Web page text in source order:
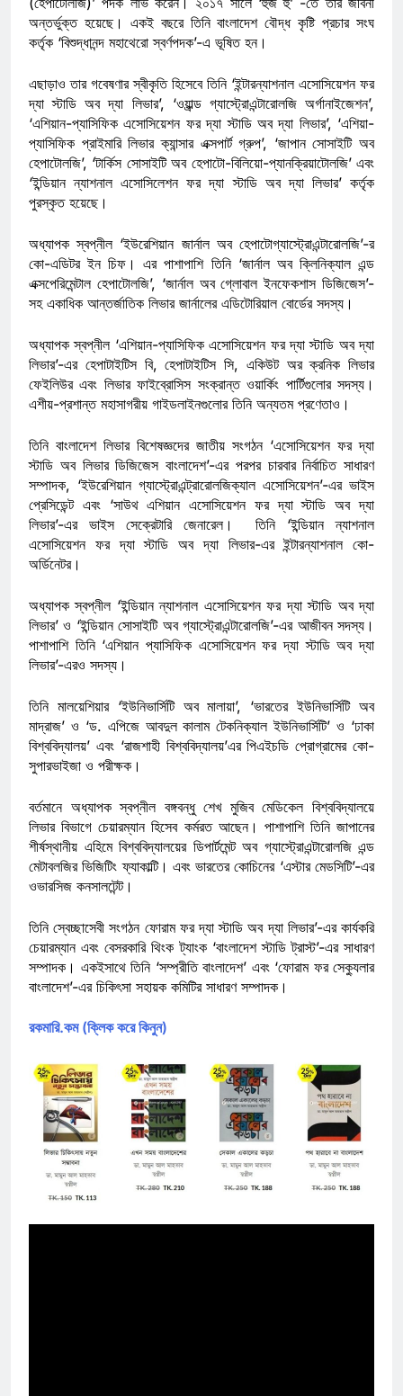
অন্তর্ভুক্ত হয়েছে। একই বছরে তিনি বাংলাদেশ বৌদ্ধ কৃষ্টি প্রচার সংঘ
কর্তৃক ‘বিশুদ্ধানন্দ মহাথেরো স্বর্ণপদক’-এ ভূষিত হন।
এছাড়াও তার গবেষণার স্বীকৃতি হিসেবে তিনি ‘ইন্টারন্যাশনাল এসোসিয়েশন ফর
দ্যা স্টাডি অব দ্যা লিভার’, ‘ওয়াল্র্ড গ্যাস্ট্রোএন্টারোলজি অর্গানাইজেশন’,
‘এশিয়ান-প্যাসিফিক এসোসিয়েশন ফর দ্যা স্টাডি অব দ্যা লিভার’, ‘এশিয়া-
প্যাসিফিক প্রাইমারি লিভার ক্যান্সার এক্সপার্ট গ্রুপ’, ‘জাপান সোসাইটি অব
হেপাটোলজি’, ‘টার্কিস সোসাইটি অব হেপাটো-বিলিয়ো-প্যানক্রিয়াটোলজি’ এবং
‘ইন্ডিয়ান ন্যাশনাল এসোসিলেশন ফর দ্যা স্টাডি অব দ্যা লিভার’ কর্তৃক
পুরস্কৃত হয়েছে।
অধ্যাপক স্বপ্নীল ‘ইউরেশিয়ান জার্নাল অব হেপাটোগ্যাস্ট্রোএন্টারোলজি’-র
কো-এডিটর ইন চিফ। এর পাশাপাশি তিনি ‘জার্নাল অব ক্লিনিক্যাল এন্ড
এক্সপেরিমেন্টাল হেপাটোলজি’, ‘জার্নাল অব গ্লোবাল ইনফেকশাস ডিজিজেস’-
সহ একাধিক আন্তর্জাতিক লিভার জার্নালের এডিটোরিয়াল বোর্ডের সদস্য।
অধ্যাপক স্বপ্নীল ‘এশিয়ান-প্যাসিফিক এসোসিয়েশন ফর দ্যা স্টাডি অব দ্যা
লিভার’-এর হেপাটাইটিস বি, হেপাটাইটিস সি, একিউট অর ক্রনিক লিভার
ফেইলিউর এবং লিভার ফাইব্রোসিস সংক্রান্ত ওয়ার্কিং পার্টিগুলোর সদস্য।
এশীয়-প্রশান্ত মহাসাগরীয় গাইডলাইনগুলোর তিনি অন্যতম প্রণেতাও।
তিনি বাংলাদেশ লিভার বিশেষজ্ঞদের জাতীয় সংগঠন ‘এসোসিয়েশন ফর দ্যা
স্টাডি অব লিভার ডিজিজেস বাংলাদেশ’-এর পরপর চারবার নির্বাচিত সাধারণ
সম্পাদক, ‘ইউরেশিয়ান গ্যাস্ট্রোএন্ট্রারোলজিক্যাল এসোসিয়েশন’-এর ভাইস
প্রেসিডেন্ট এবং ‘সাউথ এশিয়ান এসোসিয়েশন ফর দ্যা স্টাডি অব দ্যা
লিভার’-এর ভাইস সেক্রেটারি জেনারেল। তিনি ‘ইন্ডিয়ান ন্যাশনাল
এসোসিয়েশন ফর দ্যা স্টাডি অব দ্যা লিভার-এর ইন্টারন্যাশনাল কো-
অর্ডিনেটর।
অধ্যাপক স্বপ্নীল ‘ইন্ডিয়ান ন্যাশনাল এসোসিয়েশন ফর দ্যা স্টাডি অব দ্যা
লিভার’ ও ‘ইন্ডিয়ান সোসাইটি অব গ্যাস্ট্রোএন্টারোলজি’-এর আজীবন সদস্য।
পাশাপাশি তিনি ‘এশিয়ান প্যাসিফিক এসোসিয়েশন ফর দ্যা স্টাডি অব দ্যা
লিভার’-এরও সদস্য।
তিনি মালয়েশিয়ার ‘ইউনিভার্সিটি অব মালায়া’, ‘ভারতের ইউনিভার্সিটি অব
মাদ্রাজ’ ও ‘ড. এপিজে আবদুল কালাম টেকনিক্যাল ইউনিভার্সিটি’ ও ‘ঢাকা
বিশ্ববিদ্যালয়’ এবং ‘রাজশাহী বিশ্ববিদ্যালয়’এর পিএইচডি প্রোগ্রামের কো-
সুপারভাইজা ও পরীক্ষক।
বর্তমানে অধ্যাপক স্বপ্নীল বঙ্গবন্ধু শেখ মুজিব মেডিকেল বিশ্ববিদ্যালয়ে
লিভার বিভাগে চেয়ারম্যান হিসেব কর্মরত আছেন। পাশাপাশি তিনি জাপানের
শীর্ষস্থানীয় এহিমে বিশ্ববিদ্যালয়ের ডিপার্টমেন্ট অব গ্যাস্ট্রোএন্টারোলজি এন্ড
মেটাবলজির ভিজিটিং ফ্যাকাল্টি। এবং ভারতের কোচিনের ‘এস্টার মেডসিটি’-এর
ওভারসিজ কনসালটেন্ট।
তিনি স্বেচ্ছাসেবী সংগঠন ফোরাম ফর দ্যা স্টাডি অব দ্যা লিভার’-এর কার্যকরি
চেয়ারম্যান এবং বেসরকারি থিংক ট্যাংক ‘বাংলাদেশ স্টাডি ট্রাস্ট’-এর সাধারণ
সম্পাদক। একইসাথে তিনি ‘সম্প্রীতি বাংলাদেশ’ এবং ‘ফোরাম ফর সেক্যুলার
বাংলাদেশ’-এর চিকিৎসা সহায়ক কমিটির সাধারণ সম্পাদক।
রকমারি.কম (ক্লিক করে কিনুন)